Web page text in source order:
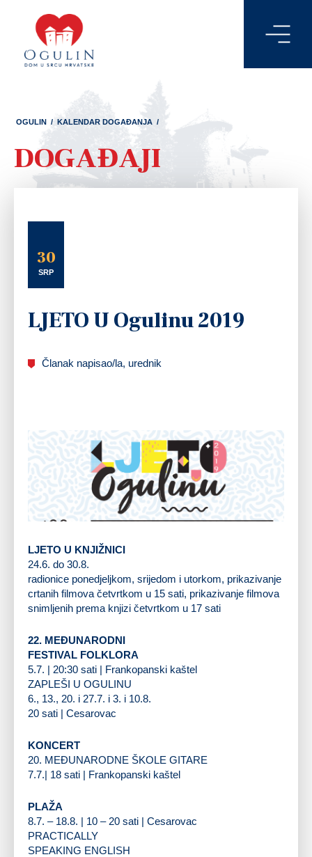
OGULIN / KALENDAR DOGAĐANJA /
DOGAĐAJI
30
SRP
LJETO U Ogulinu 2019
Članak napisao/la, urednik
LJETO U KNJIŽNICI
24.6. do 30.8.
radionice ponedjeljkom, srijedom i utorkom, prikazivanje
crtanih filmova četvrtkom u 15 sati, prikazivanje filmova
snimljenih prema knjizi četvrtkom u 17 sati
22. MEĐUNARODNI
FESTIVAL FOLKLORA
5.7. | 20:30 sati | Frankopanski kaštel
ZAPLEŠI U OGULINU
6., 13., 20. i 27.7. i 3. i 10.8.
20 sati | Cesarovac
KONCERT
20. MEĐUNARODNE ŠKOLE GITARE
7.7.| 18 sati | Frankopanski kaštel
PLAŽA
8.7. – 18.8. | 10 – 20 sati | Cesarovac
PRACTICALLY
SPEAKING ENGLISH